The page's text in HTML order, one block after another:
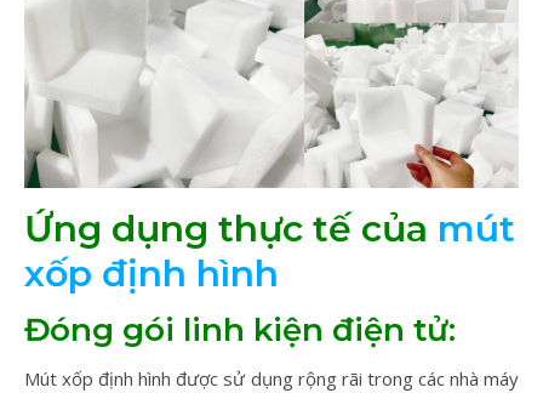
Ứng dụng thực tế của mút
xốp định hình
Đóng gói linh kiện điện tử:
Mút xốp định hình được sử dụng rộng rãi trong các nhà máy